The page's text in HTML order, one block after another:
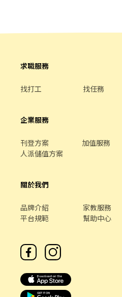
求職服務
找打工 找任務
企業服務
刊登方案 加值服務
人派儲值方案
關於我們
品牌介紹 家教服務
平台規範
幫助中心